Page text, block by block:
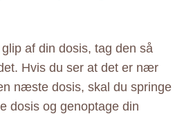
af din dosis, tag den så
Hvis du ser at det er nær
næste dosis, skal du springe
dosis og genoptage din